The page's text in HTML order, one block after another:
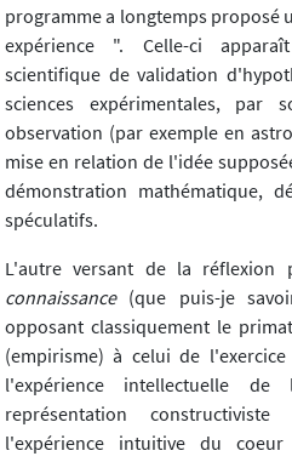
programme a longtemps proposé
expérience ". Celle-ci
scientifique de validation
sciences expérimentales,
observation (par exemple en
mise en relation de l'idée
démonstration mathématique,
spéculatifs.
L'autre versant de la réflexion
connaissance(que puis-je
opposant classiquement le
(empirisme) à celui de
l'expérience intellectuelle
représentation
l'expérience intuitive du